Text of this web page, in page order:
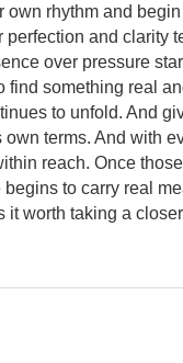
own rhythm and
perfection and clarity
over pressure
find something real
to unfold. And
own terms. And with
reach. Once
to carry real
it worth taking a